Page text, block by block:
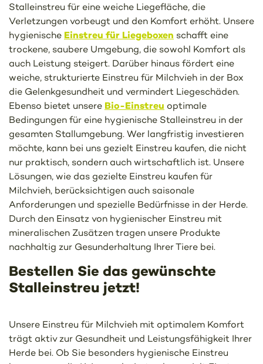
Stalleinstreu für eine weiche Liegefläche, die
Verletzungen vorbeugt und den Komfort erhöht. Unsere
hygienische Einstreu für Liegeboxen schafft eine
trockene, saubere Umgebung, die sowohl Komfort als
auch Leistung steigert. Darüber hinaus fördert eine
weiche, strukturierte Einstreu für Milchvieh in der Box
die Gelenkgesundheit und vermindert Liegeschäden.
Ebenso bietet unsere Bio-Einstreu optimale
Bedingungen für eine hygienische Stalleinstreu in der
gesamten Stallumgebung. Wer langfristig investieren
möchte, kann bei uns gezielt Einstreu kaufen, die nicht
nur praktisch, sondern auch wirtschaftlich ist. Unsere
Lösungen, wie das gezielte Einstreu kaufen für
Milchvieh, berücksichtigen auch saisonale
Anforderungen und spezielle Bedürfnisse in der Herde.
Durch den Einsatz von hygienischer Einstreu mit
mineralischen Zusätzen tragen unsere Produkte
nachhaltig zur Gesunderhaltung Ihrer Tiere bei.
Bestellen Sie das gewünschte
Stalleinstreu jetzt!
Unsere Einstreu für Milchvieh mit optimalem Komfort
trägt aktiv zur Gesundheit und Leistungsfähigkeit Ihrer
Herde bei. Ob Sie besonders hygienische Einstreu